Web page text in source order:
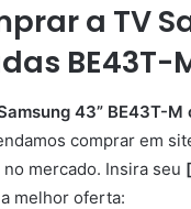
a TV
BE43T-
43” BE43T-M
comprar em
mercado. Insira seu
melhor oferta: